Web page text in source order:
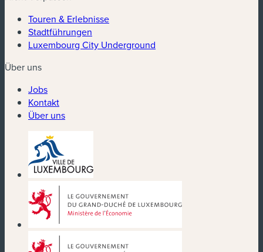
Touren & Erlebnisse
Stadtführungen
Luxembourg City Underground
Über uns
Jobs
Kontakt
Über uns